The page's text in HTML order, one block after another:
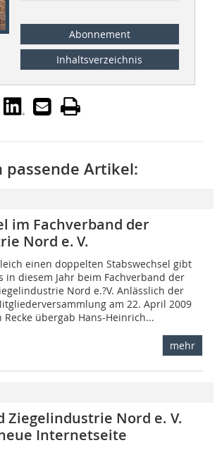
Abonnement
Inhaltsverzeichnis
passende Artikel:
im Fachverband der
Nord e. V.
einen doppelten Stabswechsel gibt
in diesem Jahr beim Fachverband der
Nord e.?V. Anlässlich der
am 22. April 2009
Recke übergab Hans-Heinrich...
mehr
Ziegelindustrie Nord e. V.
Internetseite